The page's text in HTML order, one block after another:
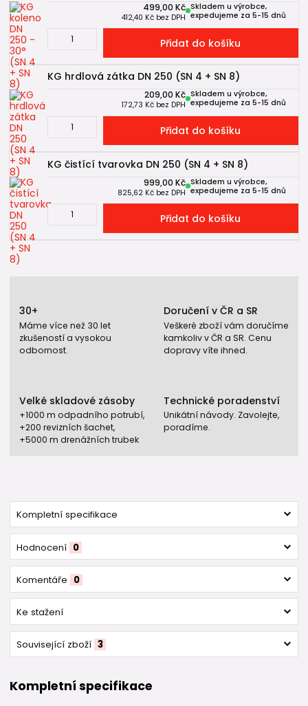
499,00 Kč
412,40 Kč bez DPH
Skladem u výrobce,
expedujeme za 5-15 dnů
Přidat do košíku
KG hrdlová zátka DN 250 (SN 4 + SN 8)
209,00 Kč
172,73 Kč bez DPH
Skladem u výrobce,
expedujeme za 5-15 dnů
Přidat do košíku
KG čistící tvarovka DN 250 (SN 4 + SN 8)
999,00 Kč
825,62 Kč bez DPH
Skladem u výrobce,
expedujeme za 5-15 dnů
Přidat do košíku
30+
Máme více než 30 let
zkušeností a vysokou
odbornost.
Doručení v ČR a SR
Veškeré zboží vám doručíme
kamkoliv v ČR a SR. Cenu
dopravy víte ihned.
Velké skladové zásoby
+1000 m odpadního potrubí,
+200 revizních šachet,
+5000 m drenážních trubek
Technické poradenství
Unikátní návody. Zavolejte,
poradíme.
Kompletní specifikace
Hodnocení 0
Komentáře 0
Ke stažení
Související zboží 3
Kompletní specifikace